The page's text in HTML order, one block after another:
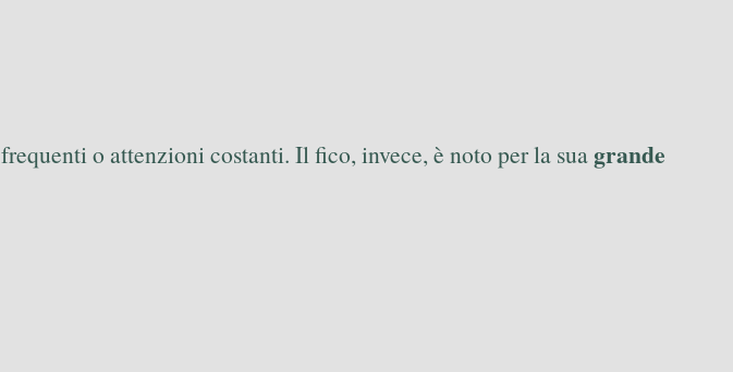
o attenzioni costanti. Il fico, invece, è noto per la suagrande